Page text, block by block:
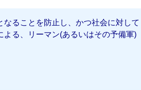
ることを防止し、かつ社会に対して
よる、リーマン(あるいはその予備軍)